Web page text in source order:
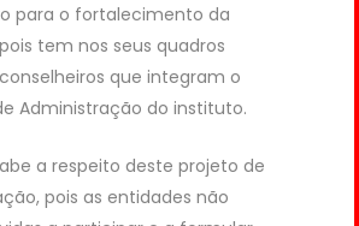
para o fortalecimento da
tem nos seus quadros
que integram o
Administração do instituto.
a respeito deste projeto de
pois as entidades não